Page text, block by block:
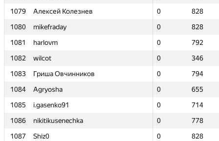
1079
Алексей Колезнев 0
828
1080
mikefraday 0
828
1081
harlovm 0
792
1082
wilcot 0
346
1083
Гриша Овчинников 0
794
1084
Agryosha 0
655
1085
i.gasenko91 0
714
1086
nikitikusenechka 0
778
1087
Shiz0 0
828
1079
Алексей Колезнев 0
828
1080
mikefraday 0
828
1081
harlovm 0
792
1082
wilcot 0
346
1083
Гриша Овчинников 0
794
1084
Agryosha 0
655
1085
i.gasenko91 0
714
1086
nikitikusenechka 0
778
1087
Shiz0 0
828